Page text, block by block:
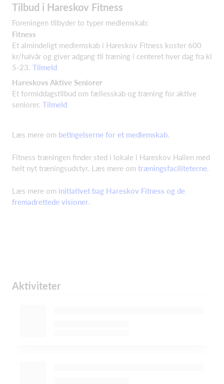
Tilbud i Hareskov Fitness
Foreningen tilbyder to typer medlemskab:
Fitness
Et almindeligt medlemskab i Hareskov Fitness koster 600
kr/halvår og giver adgang til træning i centeret hver dag fra kl
5-23. Tilmeld
Hareskovs Aktive Seniorer
Et formiddagstilbud om fællesskab og træning for aktive
seniorer. Tilmeld
Læs mere om betingelserne for et medlemskab.
Fitness træningen finder sted i lokale i Hareskov Hallen med
helt nyt træningsudstyr. Læs mere om træningsfaciliteterne.
Læs mere om initiativet bag Hareskov Fitness og de
fremadrettede visioner.
Aktiviteter